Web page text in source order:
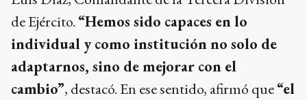
de Ejército. “Hemos sido capaces en lo
individual y como institución no solo de
adaptarnos, sino de mejorar con el
cambio”, destacó. En ese sentido, afirmó que“el